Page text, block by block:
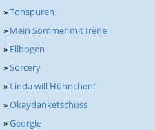
»Tonspuren
» Mein Sommer mit Irène
» Ellbogen
»Sorcery
» Linda will Hühnchen!
»Okaydanketschüss
»Georgie